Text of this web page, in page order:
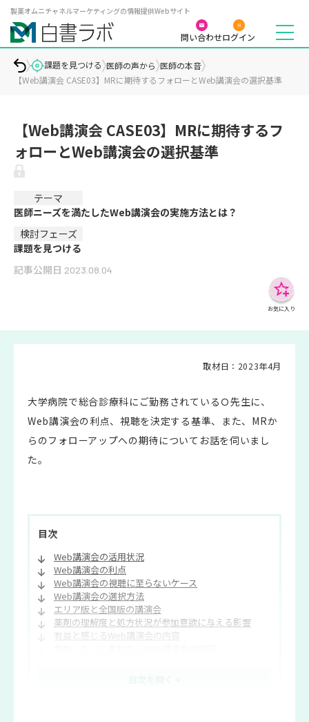
製薬オムニチャネルマーケティングの情報提供Webサイト
問い合わせログイン
課題を見つける 医師の声から 医師の本音
【Web講演会 CASE03】MRに期待するフォローとWeb講演会の選択基準
【Web講演会 CASE03】MRに期待するフ
ォローとWeb講演会の選択基準
テーマ
医師ニーズを満たしたWeb講演会の実施方法とは？
検討フェーズ
課題を見つける
記事公開日 2023.08.04
お気に入り
取材日：2023年4月
大学病院で総合診療科にご勤務されているＯ先生に、
Web講演会の利点、視聴を決定する基準、また、MRか
らのフォローアップへの期待についてお話を伺いまし
た。
目次
Web講演会の活用状況
Web講演会の利点
Web講演会の視聴に至らないケース
Web講演会の選択方法
エリア版と全国版の講演会
薬剤の理解度と処方状況が参加意欲に与える影響
有益と感じるWeb講演会の内容